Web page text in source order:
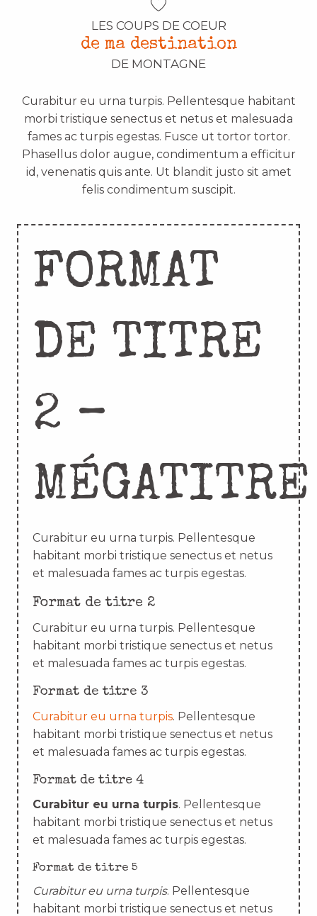
LES COUPS DE COEUR
de ma destination
DE MONTAGNE
Curabitur eu urna turpis. Pellentesque habitant
morbi tristique senectus et netus et malesuada
fames ac turpis egestas. Fusce ut tortor tortor.
Phasellus dolor augue, condimentum a efficitur
id, venenatis quis ante. Ut blandit justo sit amet
felis condimentum suscipit.
FORMAT
DE TITRE
2 –
MÉGATITRE
Curabitur eu urna turpis. Pellentesque
habitant morbi tristique senectus et netus
et malesuada fames ac turpis egestas.
Format de titre 2
Curabitur eu urna turpis. Pellentesque
habitant morbi tristique senectus et netus
et malesuada fames ac turpis egestas.
Format de titre 3
Curabitur eu urna turpis. Pellentesque
habitant morbi tristique senectus et netus
et malesuada fames ac turpis egestas.
Format de titre 4
Curabitur eu urna turpis. Pellentesque
habitant morbi tristique senectus et netus
et malesuada fames ac turpis egestas.
Format de titre 5
Curabitur eu urna turpis. Pellentesque
habitant morbi tristique senectus et netus